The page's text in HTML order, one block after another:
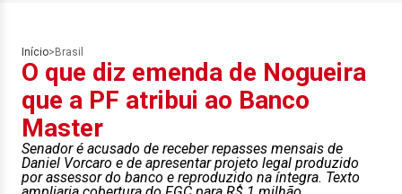
Início> Brasil
O que diz emenda de Nogueira
que a PF atribui ao Banco
Master
Senador é acusado de receber repasses mensais de
Daniel Vorcaro e de apresentar projeto legal produzido
por assessor do banco e reproduzido na íntegra. Texto